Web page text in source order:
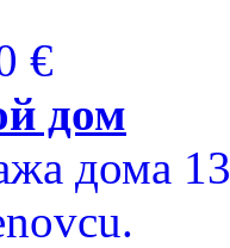
€
дом
дома